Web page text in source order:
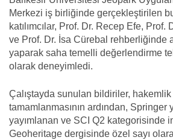
Merkezi iş birliğinde gerçekleştirilen
katılımcılar, Prof. Dr. Recep Efe,
ve Prof. Dr. İsa Cürebal rehberliğinde
yaparak saha temelli değerlendirme
olarak deneyimledi.
Çalıştayda sunulan bildiriler,
tamamlanmasının ardından, Springer
yayımlanan ve SCI Q2 kategorisinde
Geoheritage dergisinde özel sayı